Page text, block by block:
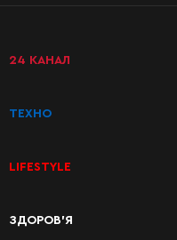
КАТЕГОРІЇ
РЕЦЕПТІВ
24 КАНАЛ
ТЕХНО
LIFESTYLE
ЗДОРОВ’Я